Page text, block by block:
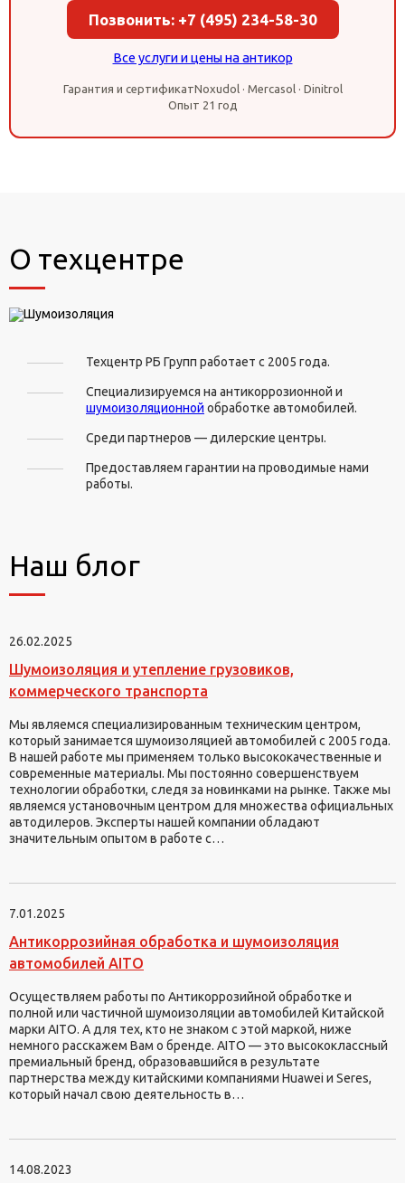
Позвонить: +7 (495) 234-58-30
Все услуги и цены на антикор
Гарантия и сертификатNoxudol · Mercasol · Dinitrol
Опыт 21 год
О техцентре
Техцентр РБ Групп работает с 2005 года.
Специализируемся на антикоррозионной и
шумоизоляционной обработке автомобилей.
Среди партнеров — дилерские центры.
Предоставляем гарантии на проводимые нами
работы.
Наш блог
26.02.2025
Шумоизоляция и утепление грузовиков,
коммерческого транспорта
Мы являемся специализированным техническим центром,
который занимается шумоизоляцией автомобилей с 2005 года.
В нашей работе мы применяем только высококачественные и
современные материалы. Мы постоянно совершенствуем
технологии обработки, следя за новинками на рынке. Также мы
являемся установочным центром для множества официальных
автодилеров. Эксперты нашей компании обладают
значительным опытом в работе с…
7.01.2025
Антикоррозийная обработка и шумоизоляция
автомобилей AITO
Осуществляем работы по Антикоррозийной обработке и
полной или частичной шумоизоляции автомобилей Китайской
марки AITO. А для тех, кто не знаком с этой маркой, ниже
немного расскажем Вам о бренде. AITO — это высококлассный
премиальный бренд, образовавшийся в результате
партнерства между китайскими компаниями Huawei и Seres,
который начал свою деятельность в…
14.08.2023